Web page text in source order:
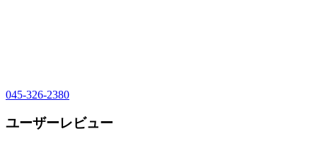
045-326-2380
ユーザーレビュー